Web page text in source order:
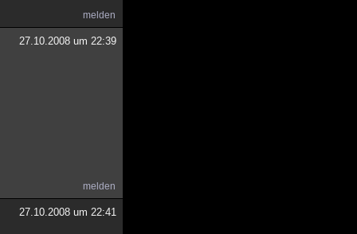
melden
27.10.2008 um 22:39
melden
27.10.2008 um 22:41